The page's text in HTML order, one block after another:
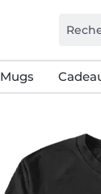
Mugs